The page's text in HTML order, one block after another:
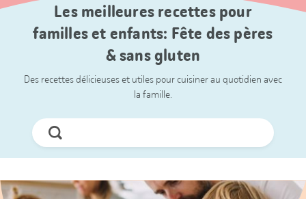
Les meilleures recettes pour
familles et enfants: Fête des pères
& sans gluten
Des recettes délicieuses et utiles pour cuisiner au quotidien avec
la famille.
Chercher